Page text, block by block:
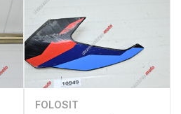
FOLOSIT